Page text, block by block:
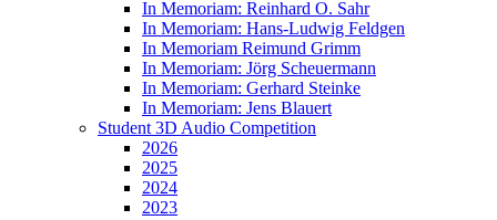
In Memoriam: Reinhard O. Sahr
In Memoriam: Hans-Ludwig Feldgen
In Memoriam Reimund Grimm
In Memoriam: Jörg Scheuermann
In Memoriam: Gerhard Steinke
In Memoriam: Jens Blauert
Student 3D Audio Competition
2026
2025
2024
2023